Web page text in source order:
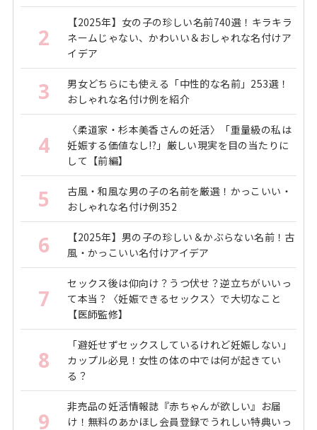
2
【2025年】女の子の珍しい名前740選！キラキラ
ネームじゃない、かわいい＆おしゃれな名付けア
イデア
3
男女どちらにも使える「中性的な名前」253選！
おしゃれな名付け例を紹介
4
〈柔道家・杉本美香さんの妊活〉「重量級の私は
妊娠する価値なし!?」厳しい現実を目の当たりに
して【前編】
5
古風・和風な男の子の名前を厳選！かっこいい・
おしゃれな名付け例352
6
【2025年】男の子の珍しい＆かぶらない名前！古
風・かっこいい名付けアイデア
7
セックス後は仰向け？うつ伏せ？逆立ちがいいっ
て本当？〈妊娠できるセックス〉で大切なこと
【医師監修】
8
「避妊せずセックスしているけれど妊娠しない」
カップル必見！女性の体の中では何が起きてい
る？
9
非売品の妊活情報誌『赤ちゃんが欲しい』お届
け！無料のあかほし会員登録でうれしい特典いっ